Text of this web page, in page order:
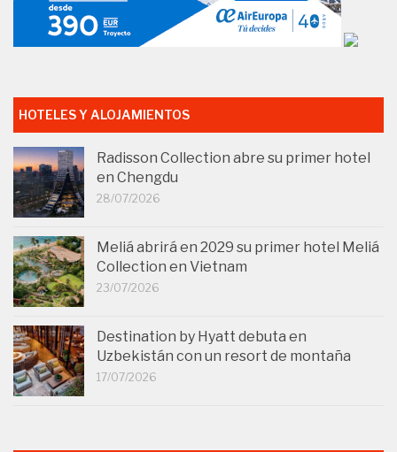
HOTELES Y ALOJAMIENTOS
Radisson Collection abre su primer hotel
en Chengdu
28/07/2026
Meliá abrirá en 2029 su primer hotel Meliá
Collection en Vietnam
23/07/2026
Destination by Hyatt debuta en
Uzbekistán con un resort de montaña
17/07/2026